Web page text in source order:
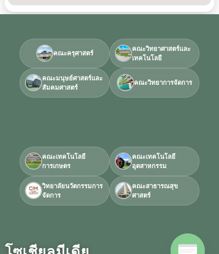
คณะครุศาสตร์
คณะวิทยาศาสตร์และ
เทคโนโลยี
คณะมนุษย์ศาสตร์และ
สัมคมศาสตร์
คณะวิทยาการจัดการ
คณะเทคโนโลยี
การเกษตร
คณะเทคโนโลยี
อุตสาหกรรม
วิทยาลัยนวัตกรรมการ
จัดการ
คณะสาธารณสุข
ศาสตร์